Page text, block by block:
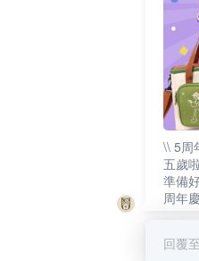
\\ 5周
五歲
準備
周年
回覆